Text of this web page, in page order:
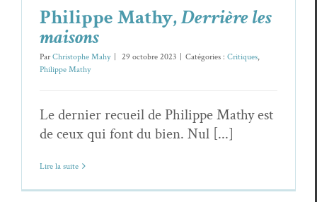
Philippe Mathy,Derrière les
maisons
ParChristophe Mahy 29 octobre 2023 Catégories : Critiques,
Philippe Mathy
Le dernier recueil de Philippe Mathy est
de ceux qui font du bien. Nul [...]
Lire la suite